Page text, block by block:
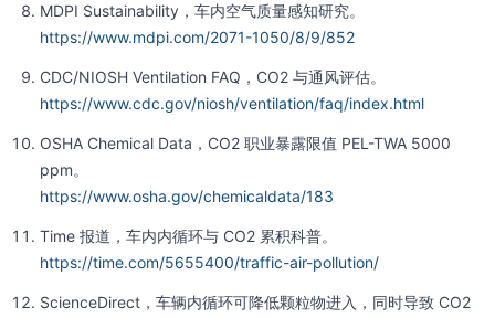
MDPI Sustainability，车内空气质量感知研究。
https://www.mdpi.com/2071-1050/8/9/852
CDC/NIOSH Ventilation FAQ，CO2 与通风评估。
https://www.cdc.gov/niosh/ventilation/faq/index.html
OSHA Chemical Data，CO2 职业暴露限值 PEL-TWA 5000
ppm。
https://www.osha.gov/chemicaldata/183
Time 报道，车内内循环与 CO2 累积科普。
https://time.com/5655400/traffic-air-pollution/
ScienceDirect，车辆内循环可降低颗粒物进入，同时导致 CO2